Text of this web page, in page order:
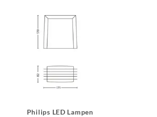
Philips LED Lampen